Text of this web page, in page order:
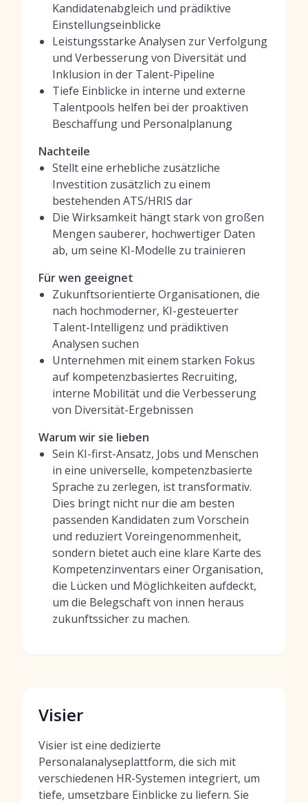
Kandidatenabgleich und prädiktive
Einstellungseinblicke
Leistungsstarke Analysen zur Verfolgung
und Verbesserung von Diversität und
Inklusion in der Talent-Pipeline
Tiefe Einblicke in interne und externe
Talentpools helfen bei der proaktiven
Beschaffung und Personalplanung
Nachteile
Stellt eine erhebliche zusätzliche
Investition zusätzlich zu einem
bestehenden ATS/HRIS dar
Die Wirksamkeit hängt stark von großen
Mengen sauberer, hochwertiger Daten
ab, um seine KI-Modelle zu trainieren
Für wen geeignet
Zukunftsorientierte Organisationen, die
nach hochmoderner, KI-gesteuerter
Talent-Intelligenz und prädiktiven
Analysen suchen
Unternehmen mit einem starken Fokus
auf kompetenzbasiertes Recruiting,
interne Mobilität und die Verbesserung
von Diversität-Ergebnissen
Warum wir sie lieben
Sein KI-first-Ansatz, Jobs und Menschen
in eine universelle, kompetenzbasierte
Sprache zu zerlegen, ist transformativ.
Dies bringt nicht nur die am besten
passenden Kandidaten zum Vorschein
und reduziert Voreingenommenheit,
sondern bietet auch eine klare Karte des
Kompetenzinventars einer Organisation,
die Lücken und Möglichkeiten aufdeckt,
um die Belegschaft von innen heraus
zukunftssicher zu machen.
Visier
Visier ist eine dedizierte
Personalanalyseplattform, die sich mit
verschiedenen HR-Systemen integriert, um
tiefe, umsetzbare Einblicke zu liefern. Sie